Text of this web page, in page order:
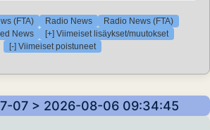
(FTA) Radio News
Radio News (FTA)
News
[+] Viimeiset lisäykset/muutokset
[-] Viimeiset poistuneet
07 > 2026-08-06 09:34:45